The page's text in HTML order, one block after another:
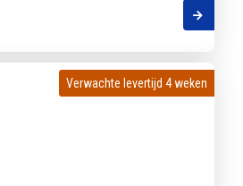
Verwachte levertijd 4 weken
Verwachte levertijd 4 weken